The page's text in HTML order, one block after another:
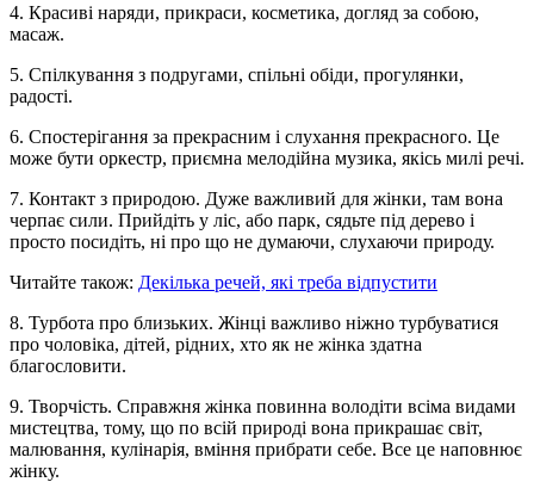
4. Красиві наряди, прикраси, косметика, догляд за собою,
масаж.
5. Спілкування з подругами, спільні обіди, прогулянки,
радості.
6. Спостерігання за прекрасним і слухання прекрасного. Це
може бути оркестр, приємна мелодійна музика, якісь милі речі.
7. Контакт з природою. Дуже важливий для жінки, там вона
черпає сили. Прийдіть у ліс, або парк, сядьте під дерево і
просто посидіть, ні про що не думаючи, слухаючи природу.
Читайте також: Декілька речей, які треба відпустити
8. Турбота про близьких. Жінці важливо ніжно турбуватися
про чоловіка, дітей, рідних, хто як не жінка здатна
благословити.
9. Творчість. Справжня жінка повинна володіти всіма видами
мистецтва, тому, що по всій природі вона прикрашає світ,
малювання, кулінарія, вміння прибрати себе. Все це наповнює
жінку.